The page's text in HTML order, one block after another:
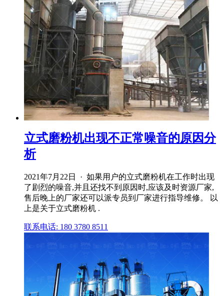
立式磨粉机出现不正常噪音的原因分
析
2021年7月22日 · 如果用户的立式磨粉机在工作时出现
了剧烈的噪音,并且还找不到原因时,应该及时资源厂家,
售后晚上的厂家还可以派专员到厂家进行指导维修。 以
上是关于立式磨粉机 .
联系电话: 180 3780 8511